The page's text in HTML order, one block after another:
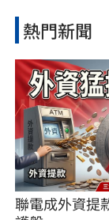
熱門新聞
聯電成外資提